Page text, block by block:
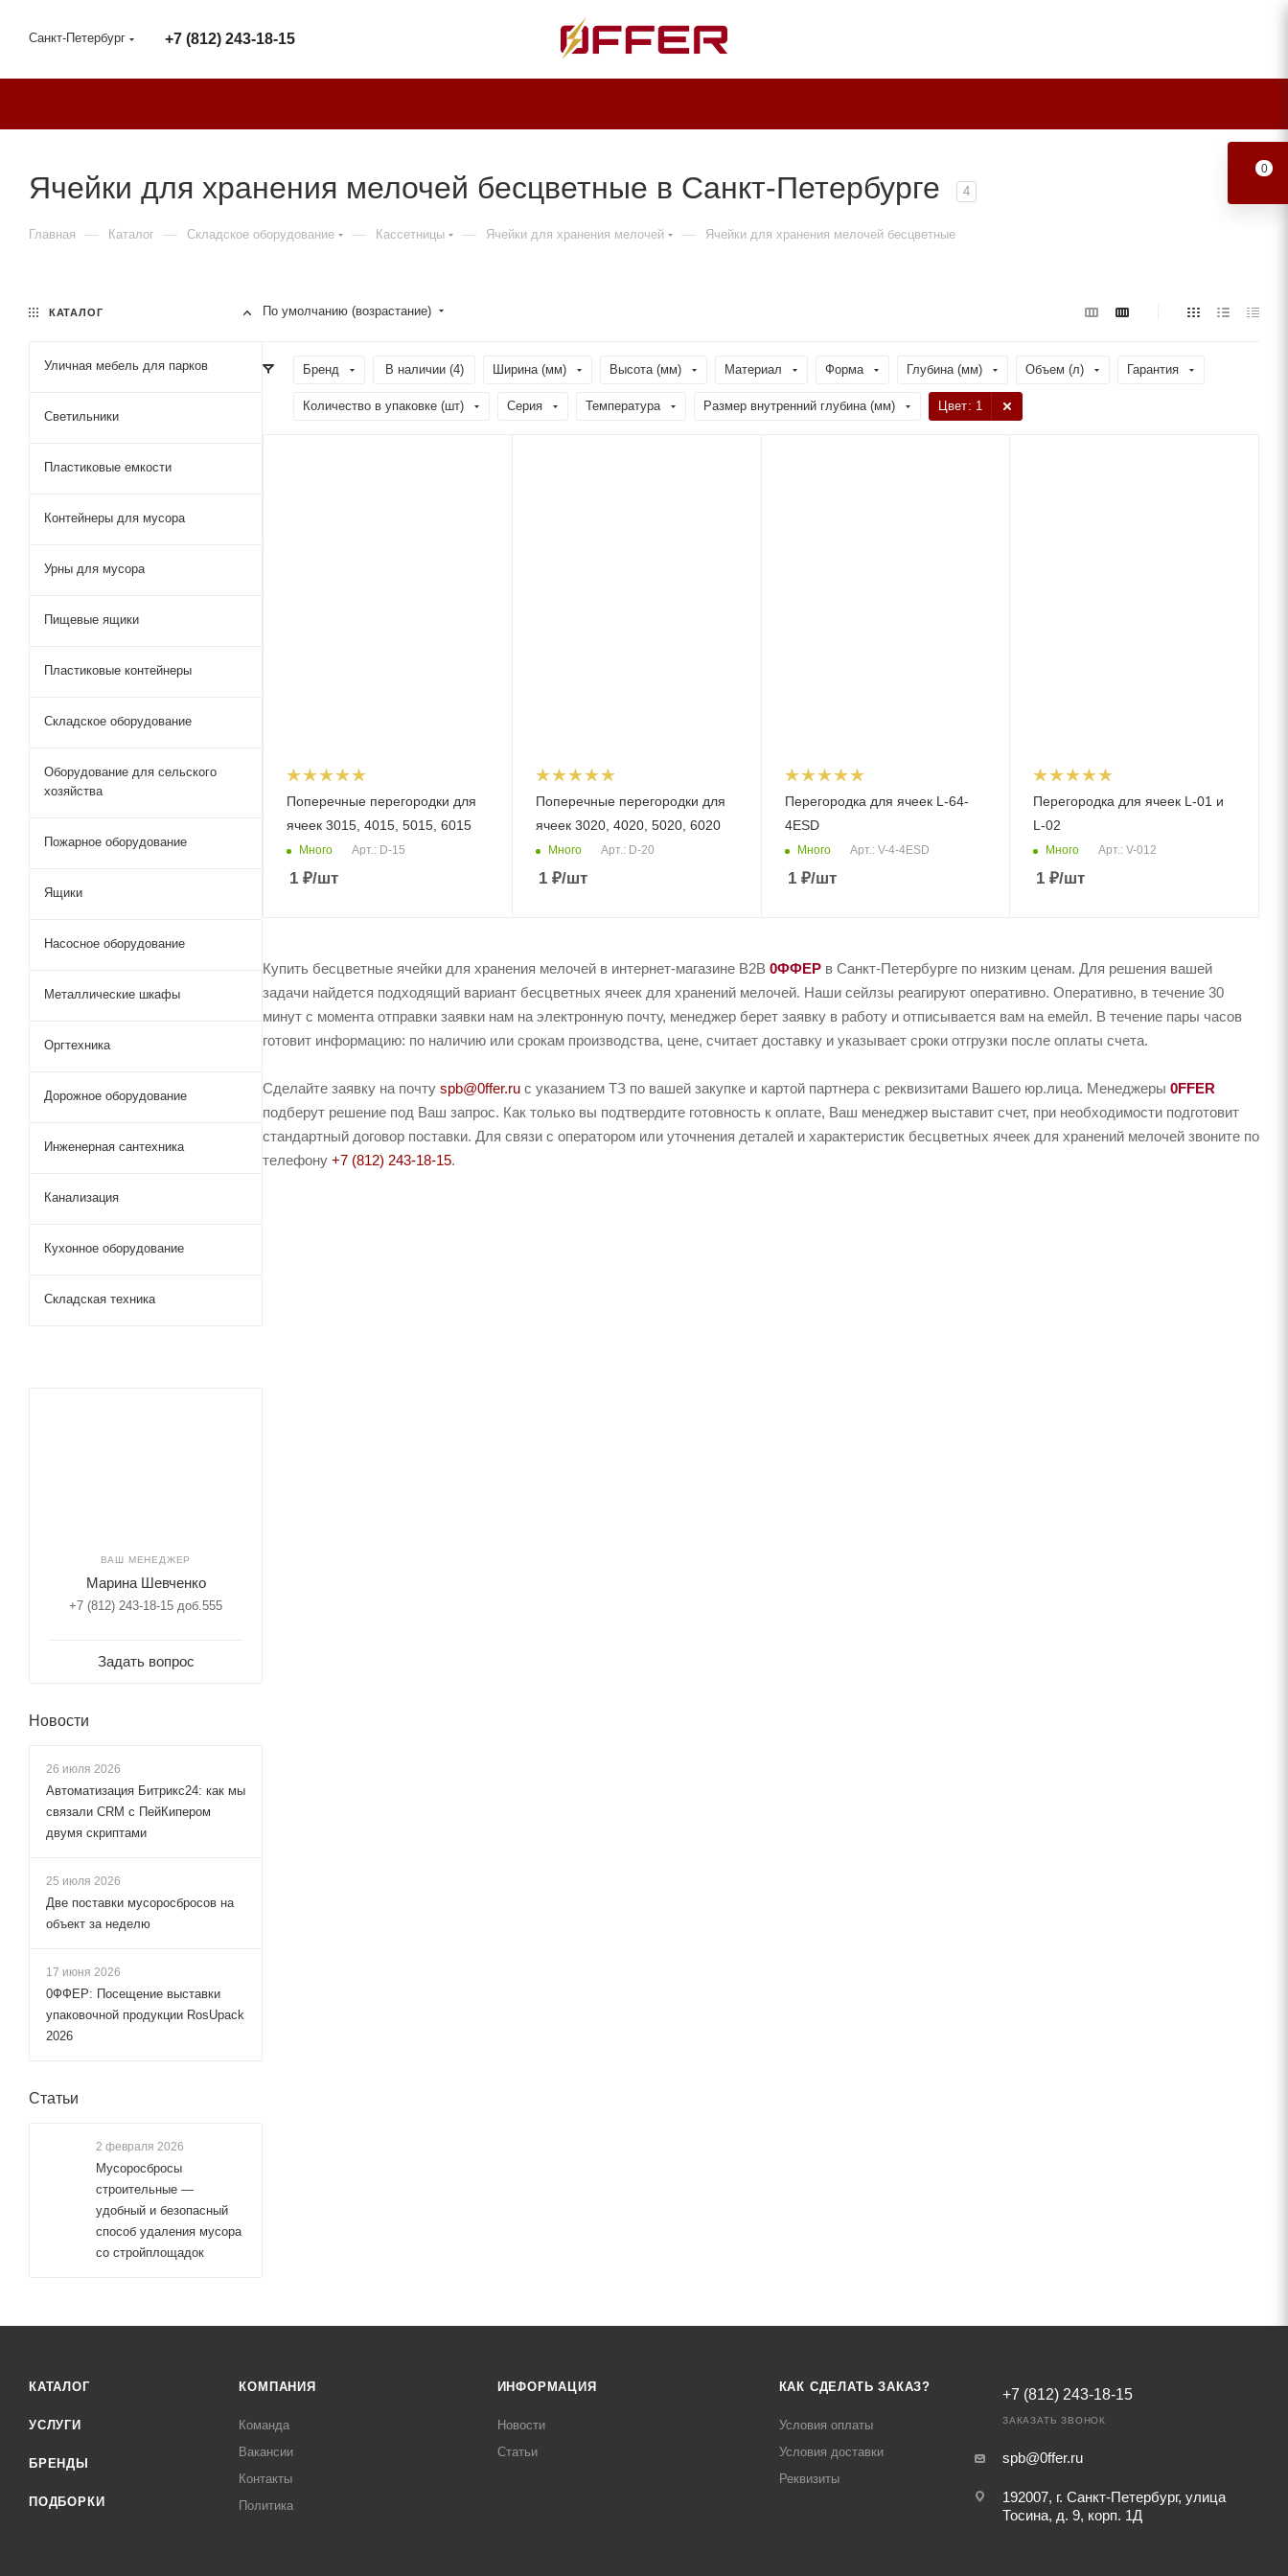
Санкт-Петербург +7 (812) 243-18-15
Ячейки для хранения мелочей бесцветные в Санкт-Петербурге 4
Главная — Каталог — Складское оборудование — Кассетницы — Ячейки для хранения мелочей — Ячейки для хранения мелочей бесцветные
По умолчанию (возрастание)
Бренд В наличии (4) Ширина (мм) Высота (мм) Материал Форма Глубина (мм) Объем (л) Гарантия
Количество в упаковке (шт) Серия Температура Размер внутренний глубина (мм) Цвет: 1
Поперечные перегородки для
ячеек 3015, 4015, 5015, 6015
Много Арт.: D-15
1 ₽/шт
Поперечные перегородки для
ячеек 3020, 4020, 5020, 6020
Много Арт.: D-20
1₽/шт
Перегородка для ячеек L-64-
4ESD
Много Арт.: V-4-4ESD
1₽/шт
Перегородка для ячеек L-01 и
L-02
Много Арт.: V-012
1 ₽/шт
Купить бесцветные ячейки для хранения мелочей в интернет-магазине B2B 0ФФЕР в Санкт-Петербурге по низким ценам. Для решения вашей
задачи найдется подходящий вариант бесцветных ячеек для хранений мелочей. Наши сейлзы реагируют оперативно. Оперативно, в течение 30
минут с момента отправки заявки нам на электронную почту, менеджер берет заявку в работу и отписывается вам на емейл. В течение пары часов
готовит информацию: по наличию или срокам производства, цене, считает доставку и указывает сроки отгрузки после оплаты счета.
Сделайте заявку на почту spb@0ffer.ru с указанием ТЗ по вашей закупке и картой партнера с реквизитами Вашего юр.лица. Менеджеры 0FFER
подберут решение под Ваш запрос. Как только вы подтвердите готовность к оплате, Ваш менеджер выставит счет, при необходимости подготовит
стандартный договор поставки. Для связи с оператором или уточнения деталей и характеристик бесцветных ячеек для хранений мелочей звоните по
телефону +7 (812) 243-18-15.
КАТАЛОГ
Уличная мебель для парков
Светильники
Пластиковые емкости
Контейнеры для мусора
Урны для мусора
Пищевые ящики
Пластиковые контейнеры
Складское оборудование
Оборудование для сельского
хозяйства
Пожарное оборудование
Ящики
Насосное оборудование
Металлические шкафы
Оргтехника
Дорожное оборудование
Инженерная сантехника
Канализация
Кухонное оборудование
Складская техника
ВАШ МЕНЕДЖЕР
Марина Шевченко
+7 (812) 243-18-15 доб.555
Задать вопрос
Новости
26 июля 2026
Автоматизация Битрикс24: как мы
связали CRM с ПейКипером
двумя скриптами
25 июля 2026
Две поставки мусоросбросов на
объект за неделю
17 июня 2026
0ФФЕР: Посещение выставки
упаковочной продукции RosUpack
2026
Статьи
2 февраля 2026
Мусоросбросы
строительные —
удобный и безопасный
способ удаления мусора
со стройплощадок
КАТАЛОГ
УСЛУГИ
БРЕНДЫ
ПОДБОРКИ
КОМПАНИЯ
Команда
Вакансии
Контакты
Политика
ИНФОРМАЦИЯ
Новости
Статьи
КАК СДЕЛАТЬ ЗАКАЗ?
Условия оплаты
Условия доставки
Реквизиты
+7 (812) 243-18-15
ЗАКАЗАТЬ ЗВОНОК
spb@0ffer.ru
192007, г. Санкт-Петербург, улица
Тосина, д. 9, корп. 1Д
0